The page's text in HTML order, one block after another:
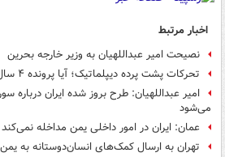
اخبار مرتبط
نصیحت امیر عبداللهیان به وزیر خارجه بحرین
تحرکات پشت پرده دیپلماتیک؛ آیا پرونده ۴ سال جنگ سوریه بسته می‌شود
امیر عبداللهیان: طرح بروز شده ایران درباره
می‌شود
عمان: ایران در امور داخلی یمن مداخله نمی‌کند
تهران به ارسال کمک‌های انسان‌دوستانه به